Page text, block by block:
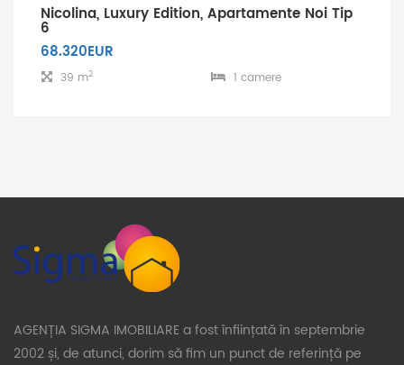
Nicolina, Luxury Edition, Apartamente Noi Tip
6
68.320EUR
39 m2 1 camere
AGENȚIA SIGMA IMOBILIARE a fost înființată în septembrie
2002 și, de atunci, dorim să fim un punct de referință pe